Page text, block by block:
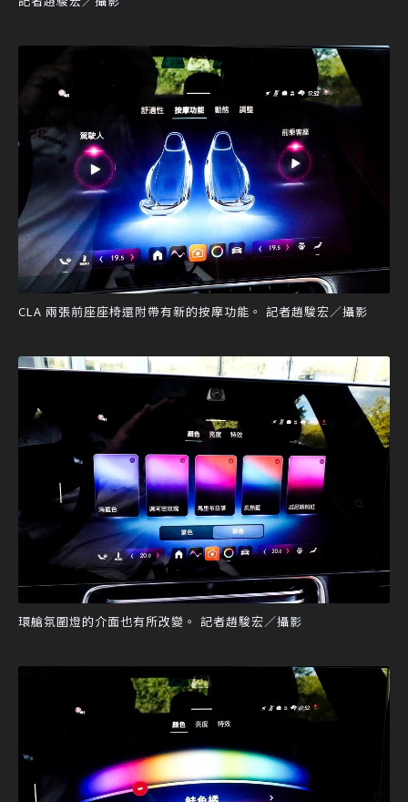
CLA 兩張前座座椅還附帶有新的按摩功能。 記者趙駿宏／攝影
環艙氛圍燈的介面也有所改變。 記者趙駿宏／攝影